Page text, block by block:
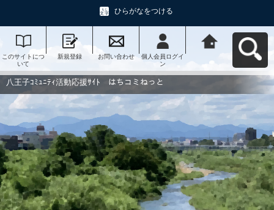
ひらがなをつける
このサイトにつ
いて
新規登録 お問い合わせ
個人会員ログイ
ン
動応援ｻｲﾄ はち
コミねっとへ戻
八王子ｺﾐｭﾆﾃｨ活動応援ｻｲﾄ はちコミねっと